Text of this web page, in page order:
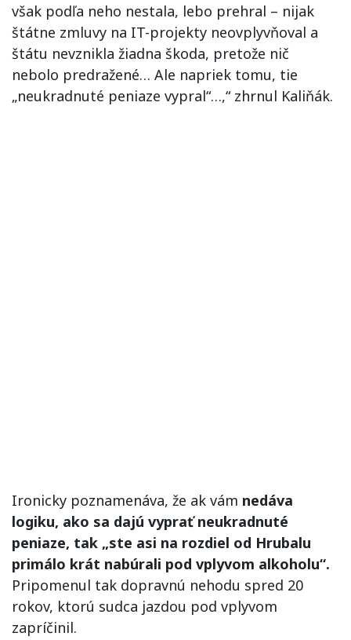
však podľa neho nestala, lebo prehral – nijak
štátne zmluvy na IT-projekty neovplyvňoval a
štátu nevznikla žiadna škoda, pretože nič
nebolo predražené… Ale napriek tomu, tie
„neukradnuté peniaze vypral“…,“ zhrnul Kaliňák.
Ironicky poznamenáva, že ak vám nedáva
logiku, ako sa dajú vyprať neukradnuté
peniaze, tak „ste asi na rozdiel od Hrubalu
primálo krát nabúrali pod vplyvom alkoholu“.
Pripomenul tak dopravnú nehodu spred 20
rokov, ktorú sudca jazdou pod vplyvom
zapríčinil.